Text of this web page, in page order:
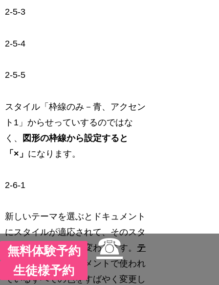
2-5-3
2-5-4
2-5-5
スタイル「枠線のみ－青、アクセン
ト1」からせっていするのではな
く、
図形の枠線から設定すると
「×」 になります。
2-6-1
新しいテーマを選ぶとドキュメント
にスタイルが適応されて、そのスタ
イル独自の見た目に変わります。 テ
ーマの色は、ドキュメントで使われ
ているすべての色をすばやく変更し
無料体験予約 ☎
生徒様予約